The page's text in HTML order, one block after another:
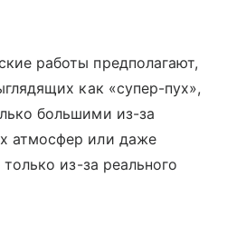
работы предполагают,
как «супер-пух»,
большими из-за
атмосфер или даже
из-за реального